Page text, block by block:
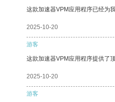
这款加速器VPM应用程序已经为
2025-10-20
游客
这款加速器VPM应用程序提供了
2025-10-20
游客